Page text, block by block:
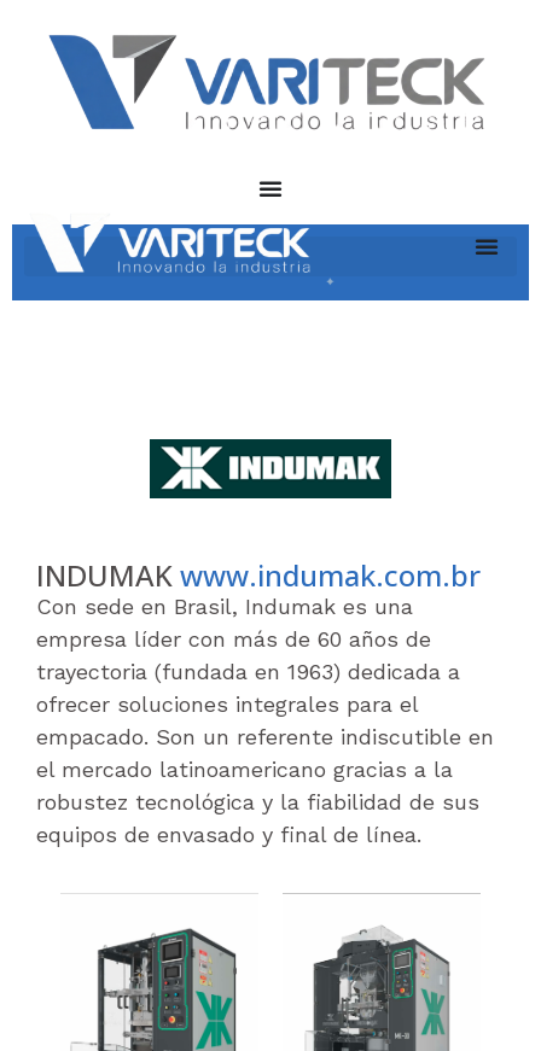
INDUMAKwww.indumak.com.br
Con sede en Brasil, Indumak es una
empresa líder con más de 60 años de
trayectoria (fundada en 1963) dedicada a
ofrecer soluciones integrales para el
empacado. Son un referente indiscutible en
el mercado latinoamericano gracias a la
robustez tecnológica y la fiabilidad de sus
equipos de envasado y final de línea.